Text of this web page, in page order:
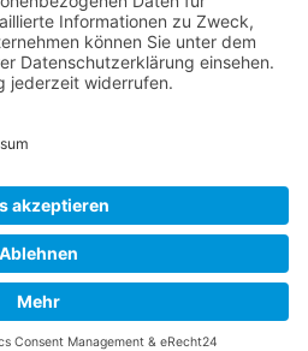
Neu-Anspach, Schmitten, Bad
im Taunus, Frankfurt, Rhein-
in Firmen sowie online
+ Training | Im Ärmchen 3, D-61273
| Impressum|Data Protection |
Settings | Cookie-Einstellungen